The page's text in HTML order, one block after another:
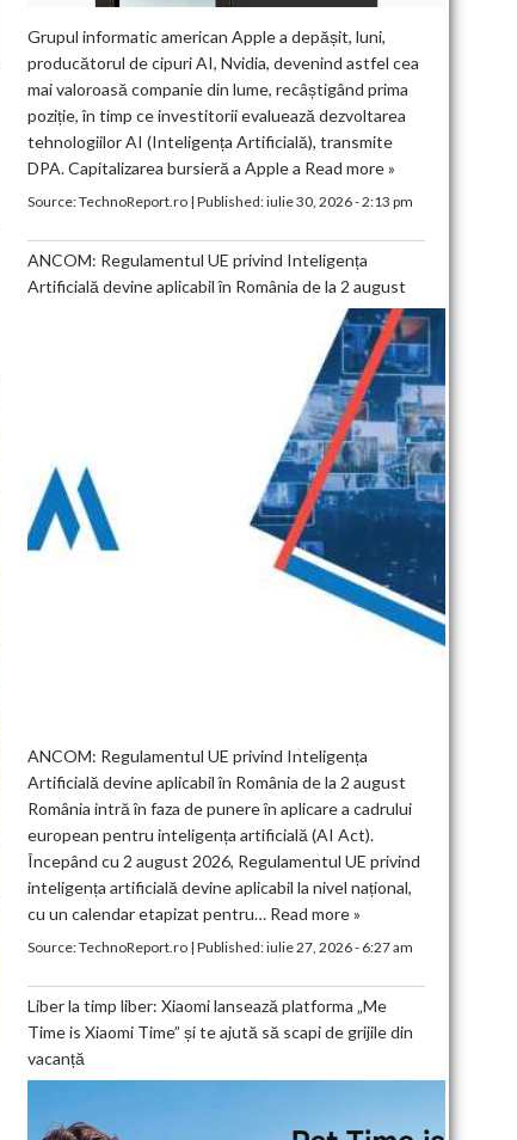
Grupul informatic american Apple a depășit, luni,
producătorul de cipuri AI, Nvidia, devenind astfel cea
mai valoroasă companie din lume, recâștigând prima
poziție, în timp ce investitorii evaluează dezvoltarea
tehnologiilor AI (Inteligența Artificială), transmite
DPA. Capitalizarea bursieră a Apple a Read more »
Source:TechnoReport.ro| Published:iulie 30, 2026 - 2:13 pm
ANCOM: Regulamentul UE privind Inteligența
Artificială devine aplicabil în România de la 2 august
ANCOM: Regulamentul UE privind Inteligența
Artificială devine aplicabil în România de la 2 august
România intră în faza de punere în aplicare a cadrului
european pentru inteligența artificială (AI Act).
Începând cu 2 august 2026, Regulamentul UE privind
inteligența artificială devine aplicabil la nivel național,
cu un calendar etapizat pentru… Read more »
Source:TechnoReport.ro| Published:iulie 27, 2026 - 6:27 am
Liber la timp liber: Xiaomi lansează platforma „Me
Time is Xiaomi Time” și te ajută să scapi de grijile din
vacanță